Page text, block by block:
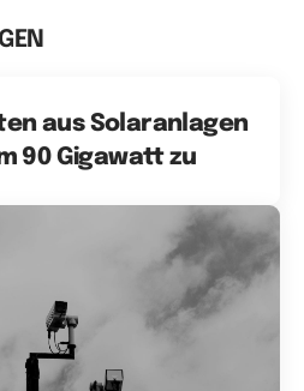
aus Solaranlagen
90 Gigawatt zu